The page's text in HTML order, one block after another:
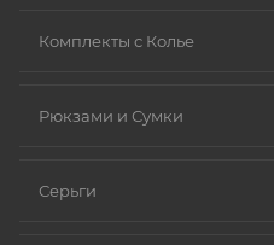
Комплекты с Колье
Рюкзами и Сумки
Серьги